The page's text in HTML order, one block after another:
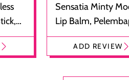
Sensatia Minty
Lip Balm,
Bibir dengan
CokelatADD REVIEW